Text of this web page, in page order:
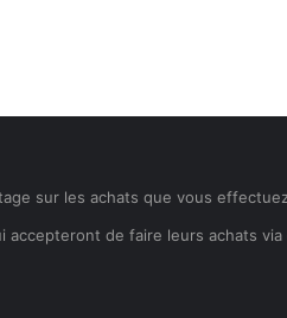
sur les achats que vous
accepteront de faire leurs achats via